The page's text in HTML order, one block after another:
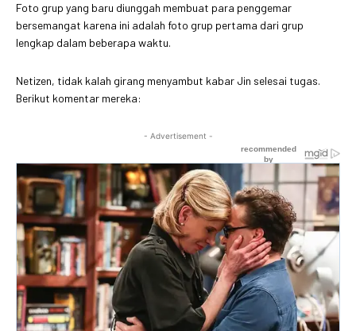
Foto grup yang baru diunggah membuat para penggemar
bersemangat karena ini adalah foto grup pertama dari grup
lengkap dalam beberapa waktu.
Netizen, tidak kalah girang menyambut kabar Jin selesai tugas.
Berikut komentar mereka:
- Advertisement -